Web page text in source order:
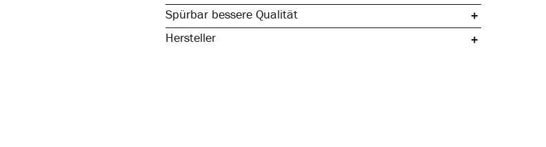
Spürbar bessere Qualität
Hersteller